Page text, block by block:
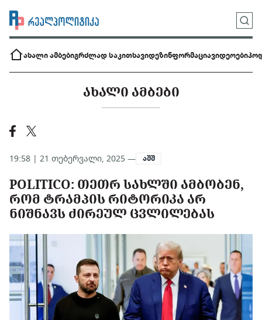
ახალი ამბებიგრძლად საკითხავიდეზინფორმაციავიდეოები
ᲐᲮᲐᲚᲘ ᲐᲛᲑᲔᲑᲘ
19:58 | 21 თებერვალი, 2025 — აშშ
POLITICO: ᲗᲔᲗᲠ ᲡᲐᲮᲚᲨᲘ ᲐᲛᲑᲝᲑᲔᲜ,
ᲠᲝᲛ ᲢᲠᲐᲛᲞᲘᲡ ᲠᲘᲢᲝᲠᲘᲙᲐ ᲐᲠ
ᲜᲘᲨᲜᲐᲕᲡ ᲫᲘᲠᲔᲣᲚ ᲪᲕᲚᲘᲚᲔᲑᲐᲡ